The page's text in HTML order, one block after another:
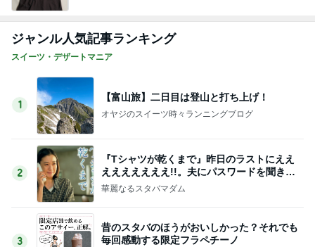
ジャンル人気記事ランキング
スイーツ・デザートマニア
1
【富山旅】二日目は登山と打ち上げ！
オヤジのスイーツ時々ランニングブログ
2
『Tシャツが乾くまで』昨日のラストにええ
えええええええ!!。夫にパスワードを聞きま
した
華麗なるスタバマダム
3
昔のスタバのほうがおいしかった？それでも
毎回感動する限定フラペチーノ